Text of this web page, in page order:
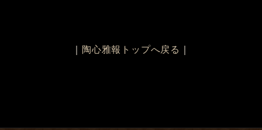
陶心雅報トップへ戻る